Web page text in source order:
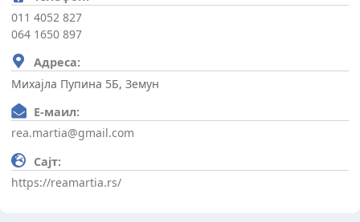
011 4052 827
064 1650 897
Адреса:
Михајла Пупина 5Б, Земун
Е-маил:
rea.martia@gmail.com
Сајт:
https://reamartia.rs/